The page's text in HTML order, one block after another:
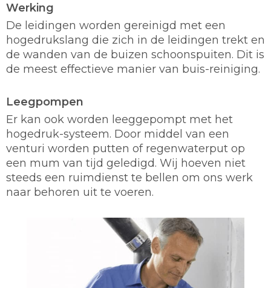
Werking
De leidingen worden gereinigd met een
hogedrukslang die zich in de leidingen trekt en
de wanden van de buizen schoonspuiten. Dit is
de meest effectieve manier van buis-reiniging.
Leegpompen
Er kan ook worden leeggepompt met het
hogedruk-systeem. Door middel van een
venturi worden putten of regenwaterput op
een mum van tijd geledigd. Wij hoeven niet
steeds een ruimdienst te bellen om ons werk
naar behoren uit te voeren.